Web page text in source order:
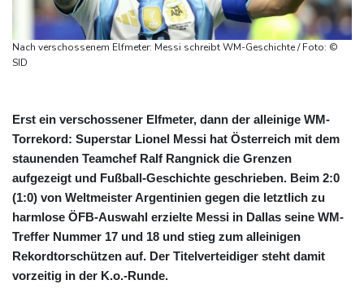
Nach verschossenem Elfmeter: Messi schreibt WM-Geschichte / Foto: ©
SID
Erst ein verschossener Elfmeter, dann der alleinige WM-
Torrekord: Superstar Lionel Messi hat Österreich mit dem
staunenden Teamchef Ralf Rangnick die Grenzen
aufgezeigt und Fußball-Geschichte geschrieben. Beim 2:0
(1:0) von Weltmeister Argentinien gegen die letztlich zu
harmlose ÖFB-Auswahl erzielte Messi in Dallas seine WM-
Treffer Nummer 17 und 18 und stieg zum alleinigen
Rekordtorschützen auf. Der Titelverteidiger steht damit
vorzeitig in der K.o.-Runde.